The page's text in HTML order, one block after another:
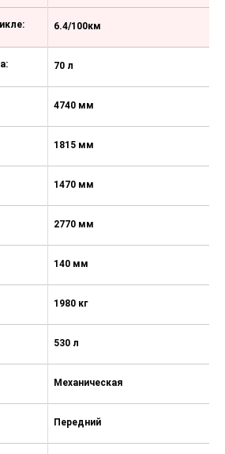
передних ремней
по высоте
ремней
передних сидений
система
управления
(VSM)
курсовой
помощи при торможении
помощи при старте в гору
стояночный тормоз
автоматического
(EPB)
стекла в зоне
передних сидений с
6.4/100км
70 л
4740 мм
1815 мм
1470 мм
2770 мм
140 мм
1980 кг
530 л
Механическая
Передний